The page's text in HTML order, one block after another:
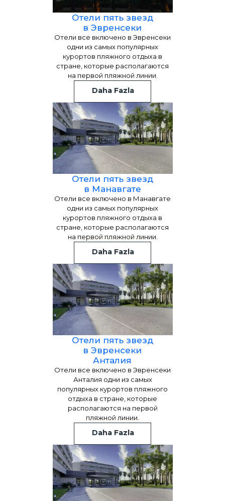
Отели пять звезд
в Эвренсеки
Отели все включено в Эвренсеки
одни из самых популярных
курортов пляжного отдыха в
стране, которые располагаются
на первой пляжной линии.
Daha Fazla
Отели пять звезд
в Манавгате
Отели все включено в Манавгате
одни из самых популярных
курортов пляжного отдыха в
стране, которые располагаются
на первой пляжной линии.
Daha Fazla
Отели пять звезд
в Эвренсеки
Анталия
Отели все включено в Эвренсеки
Анталия одни из самых
популярных курортов пляжного
отдыха в стране, которые
располагаются на первой
пляжной линии.
Daha Fazla